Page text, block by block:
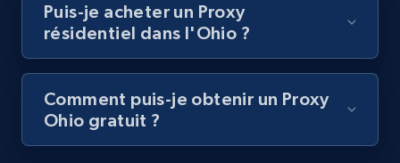
Puis-je acheter un Proxy
résidentiel dans l'Ohio ?
Comment puis-je obtenir un Proxy
Ohio gratuit ?